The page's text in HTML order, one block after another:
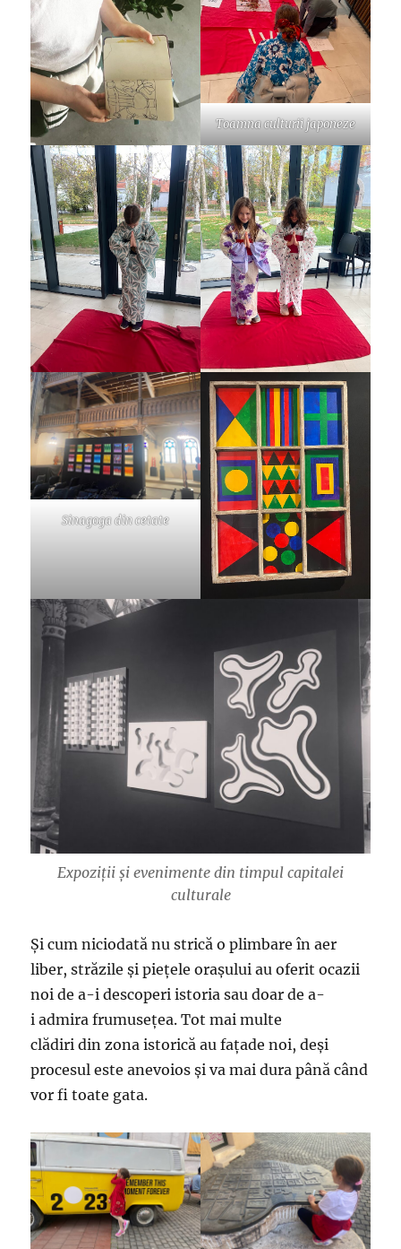
Toamna culturii japoneze
Sinagoga din cetate
Expoziții și evenimente din timpul capitalei
culturale
Și cum niciodată nu strică o plimbare în aer
liber, străzile și piețele orașului au oferit ocazii
noi de a-i descoperi istoria sau doar de a-
i admira frumusețea. Tot mai multe
clădiri din zona istorică au fațade noi, deși
procesul este anevoios și va mai dura până când
vor fi toate gata.